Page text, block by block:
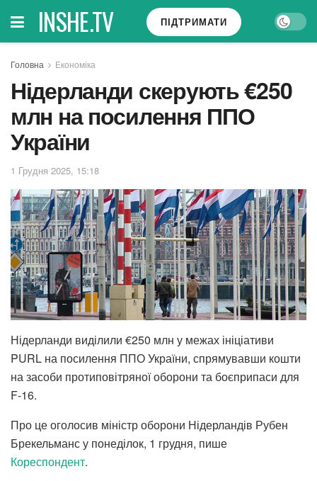
INSHE.TV ПІДТРИМАТИ
Головна Економіка
Нідерланди скерують €250
млн на посилення ППО
України
1 Грудня 2025, 15:18
Нідерланди виділили €250 млн у межах ініціативи
PURL на посилення ППО України, спрямувавши кошти
на засоби протиповітряної оборони та боєприпаси для
F-16.
Про це оголосив міністр оборони Нідерландів Рубен
Брекельманс у понеділок, 1 грудня, пише
Кореспондент.